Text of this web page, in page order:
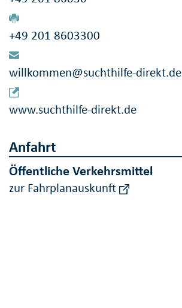
+49 201 8603300
willkommen@suchthilfe-direkt.de
www.suchthilfe-direkt.de
Anfahrt
Öffentliche Verkehrsmittel
zur Fahrplanauskunft